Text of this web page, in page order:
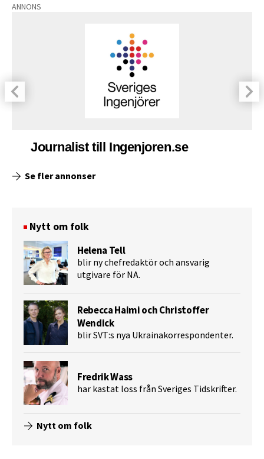
ANNONS
Journalist till Ingenjoren.se
Se fler annonser
Nytt om folk
Helena Tell
blir ny chefredaktör och ansvarig
utgivare för NA.
Rebecca Haimi och Christoffer
Wendick
blir SVT:s nya Ukrainakorrespondenter.
Fredrik Wass
har kastat loss från Sveriges Tidskrifter.
Nytt om folk